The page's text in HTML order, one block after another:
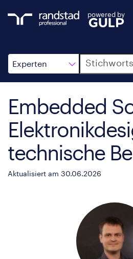
powered by
Experten
Suche
Embedded
technische
Aktualisiert am 30.06.2026